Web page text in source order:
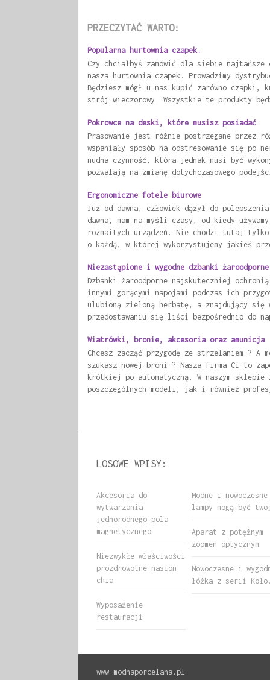
PRZECZYTAĆ WARTO:
Popularna hurtownia czapek.
Czy chciałbyś zamówić dla siebie
nasza hurtownia czapek. Prowadzimy
Będziesz mógł u nas kupić zarówno
strój wieczorowy. Wszystkie te produkty
Pokrowce na deski, które musisz posiadać
Prasowanie jest różnie postrzegane przez
wspaniały sposób na odstresowanie się po
nudna czynność, która jednak musi być
pozwalają na zmianę dotychczasowego
Ergonomiczne fotele biurowe
Już od dawna, człowiek dążył do
dawna, mam na myśli czasy, od kiedy
rozmaitych urządzeń. Nie chodzi tutaj tylko
o każdą, w której wykorzystujemy jakieś
Niezastąpione i wygodne dzbanki żaroodporne
Dzbanki żaroodporne najskuteczniej
innymi gorącymi napojami podczas ich
ulubioną zieloną herbatę, a znajdujący
przedostawaniu się liści bezpośrednio do
Wiatrówki, bronie, akcesoria oraz amunicja
Chcesz zacząć przygodę ze strzelaniem ? A
szukasz nowej broni ? Nasza firma Ci to
krótkiej po automatyczną. W naszym
poszczególnych modeli, jak i również
LOSOWE WPISY:
Modne i nowoczesne
lampy mogą być
Akcesoria do
wytwarzania
jednorodnego pola
magnetycznego
Aparat z potężnym
zoomem optycznym
Niezwykłe właściwości
prozdrowotne nasion
chia
Nowoczesne i
łóżka z serii
Wyposażenie
restauracji
www.modnaporcelana.pl